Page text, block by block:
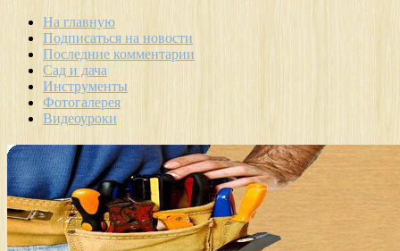
На главную
Подписаться на новости
Последние комментарии
Сад и дача
Инструменты
Фотогалерея
Видеоуроки